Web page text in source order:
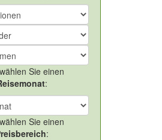
Sie einen
:
Sie einen
: